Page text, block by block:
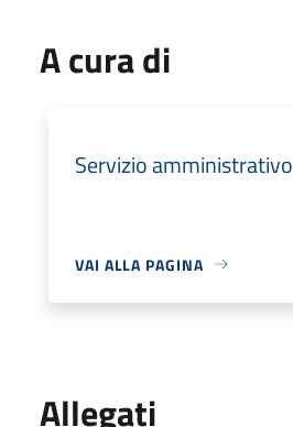
A cura di
Servizio amministrativo
VAI ALLA PAGINA
Allegati